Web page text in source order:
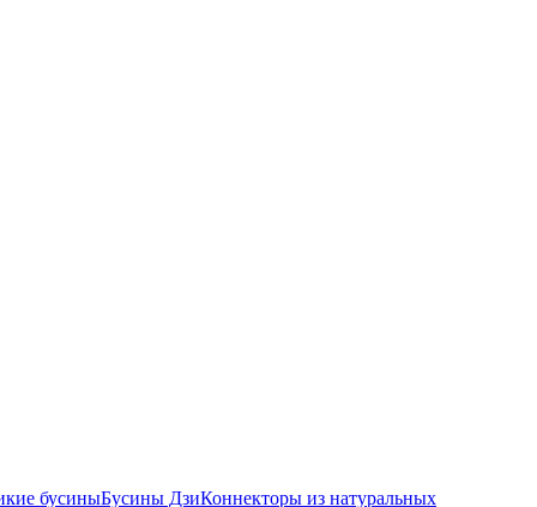
бусиныБусины ДзиКоннекторы из натуральных